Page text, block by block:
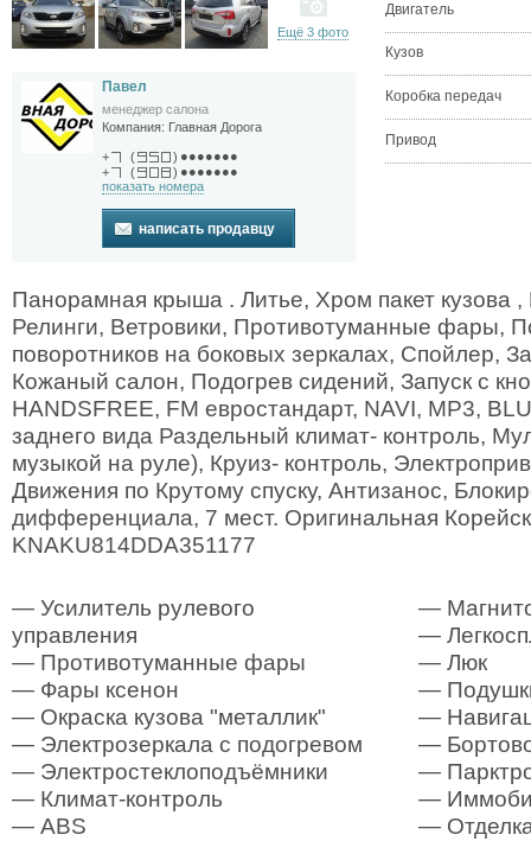
Ещё 3 фото
Павел
менеджер салона
Компания: Главная Дорога
+ ( ) ●●●●●●●
+
( ) ●●●●●●●
показать номера
написать продавцу
Двигатель
Кузов
Коробка передач
Привод
Панорамная крыша . Литье, Хром пакет кузова ,
Релинги, Ветровики, Противотуманные фары,
поворотников на боковых зеркалах, Спойлер,
Кожаный салон, Подогрев сидений, Запуск с
HANDSFREE, FM евростандарт, NAVI, MP3,
заднего вида Раздельный климат- контроль,
музыкой на руле), Круиз- контроль,
Движения по Крутому спуску, Антизанос,
дифференциала, 7 мест. Оригинальная
KNAKU814DDA351177
— Усилитель рулевого
управления
— Противотуманные фары
— Фары ксенон
— Окраска кузова "металлик"
— Электрозеркала с подогревом
— Электростеклоподъёмники
— Климат-контроль
— ABS
—
—
— Люк
—
—
—
—
—
—